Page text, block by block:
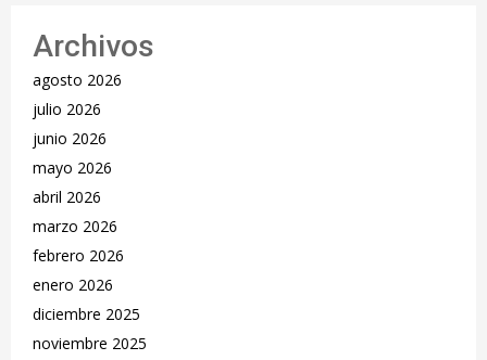
Archivos
agosto 2026
julio 2026
junio 2026
mayo 2026
abril 2026
marzo 2026
febrero 2026
enero 2026
diciembre 2025
noviembre 2025